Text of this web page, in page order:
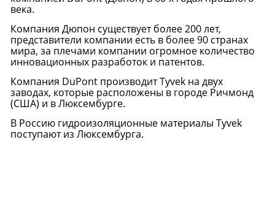
века.
Компания Дюпон существует более 200 лет,
представители компании есть в более 90 странах
мира, за плечами компании огромное количество
инновационных разработок и патентов.
Компания DuPont производит Tyvek на двух
заводах, которые расположены в городе Ричмонд
(США) и в Люксембурге.
В Россию гидроизоляционные материалы Tyvek
поступают из Люксембурга.